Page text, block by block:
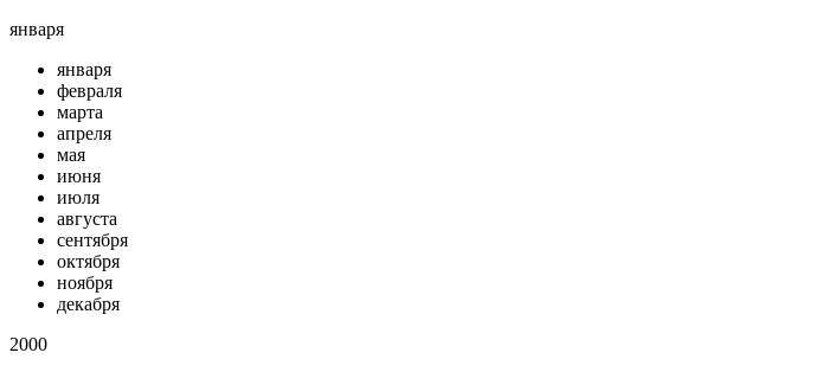
января
января
февраля
марта
апреля
мая
июня
июля
августа
сентября
октября
ноября
декабря
2000